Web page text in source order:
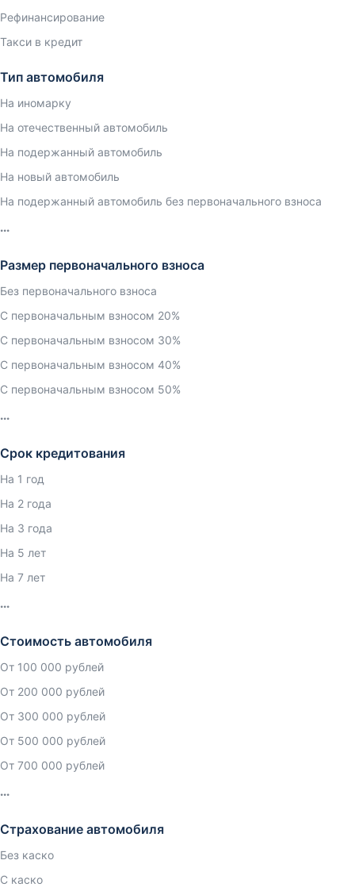
Рефинансирование
Такси в кредит
Тип автомобиля
На иномарку
На отечественный автомобиль
На подержанный автомобиль
На новый автомобиль
На подержанный автомобиль без первоначального взноса
Размер первоначального взноса
Без первоначального взноса
С первоначальным взносом 20%
С первоначальным взносом 30%
С первоначальным взносом 40%
С первоначальным взносом 50%
Срок кредитования
На 1 год
На 2 года
На 3 года
На 5 лет
На 7 лет
Стоимость автомобиля
От 100 000 рублей
От 200 000 рублей
От 300 000 рублей
От 500 000 рублей
От 700 000 рублей
Страхование автомобиля
Без каско
С каско